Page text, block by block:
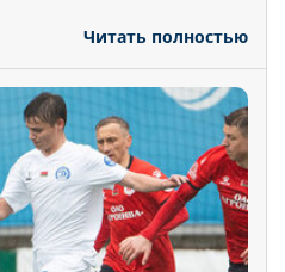
Читать полностью